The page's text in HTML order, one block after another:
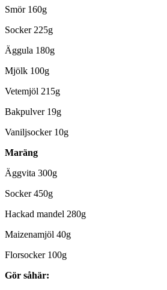
Smör 160g
Socker 225g
Äggula 180g
Mjölk 100g
Vetemjöl 215g
Bakpulver 19g
Vaniljsocker 10g
Maräng
Äggvita 300g
Socker 450g
Hackad mandel 280g
Maizenamjöl 40g
Florsocker 100g
Gör såhär: